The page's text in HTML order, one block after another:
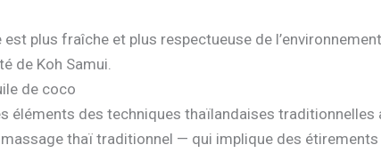
plus fraîche et plus respectueuse de
de Koh Samui.
de coco
éléments des techniques thaïlandaises
massage thaï traditionnel — qui implique des